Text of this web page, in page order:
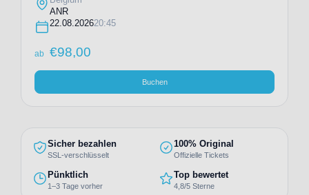
ANR
22.08.202620:45
ab €98,00
Buchen
Sicher bezahlen
SSL-verschlüsselt
100% Original
Offizielle Tickets
Pünktlich
1–3 Tage vorher
Top bewertet
4,8/5 Sterne